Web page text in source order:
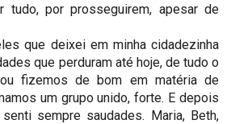
tudo, por prosseguirem, apesar de
que deixei em minha cidadezinha
que perduram até hoje, de tudo o
fizemos de bom em matéria de
um grupo unido, forte. E depois
sempre saudades. Maria, Beth,